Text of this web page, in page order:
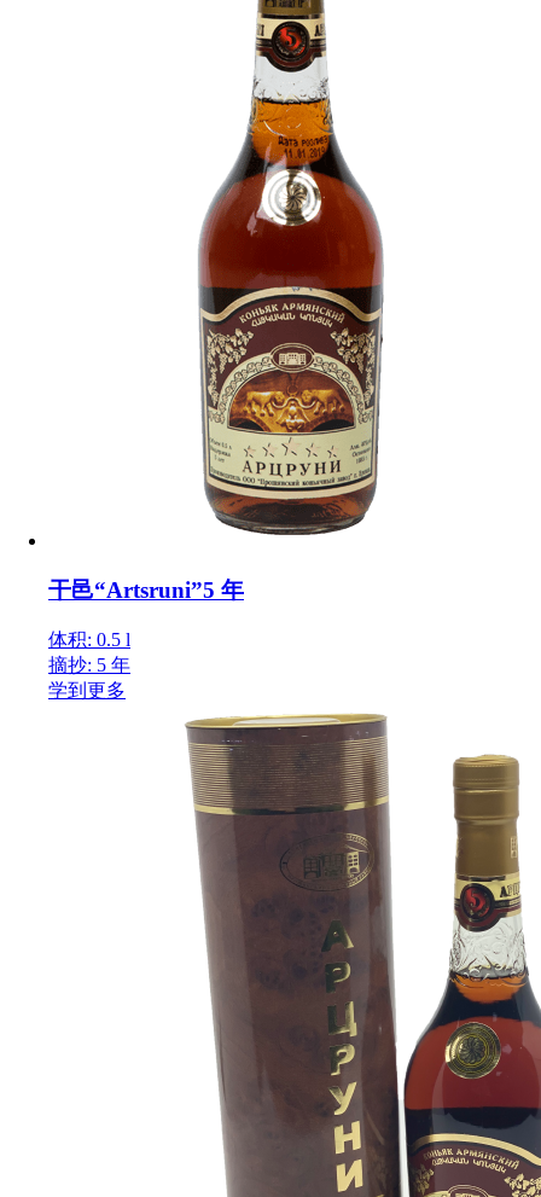
干邑“Artsruni”5 年
体积: 0.5 l
摘抄: 5 年
学到更多